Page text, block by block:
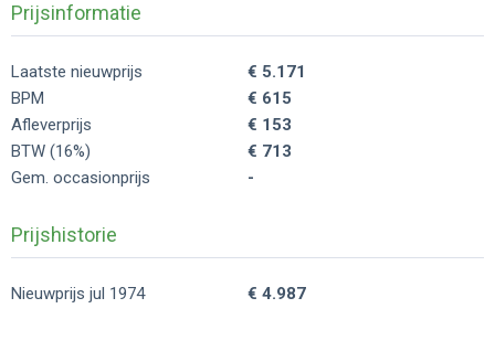
Prijsinformatie
Laatste nieuwprijs
€ 5.171
BPM
€ 615
Afleverprijs
€ 153
BTW (16%)
€ 713
Gem. occasionprijs
-
Prijshistorie
Nieuwprijs jul 1974 € 4.987